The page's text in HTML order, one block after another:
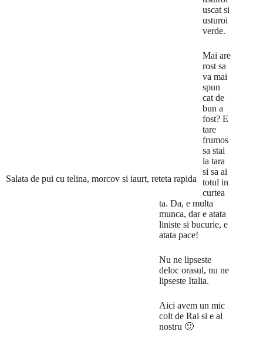
Salata de pui cu telina, morcov si iaurt, reteta rapida
uscat si
usturoi
verde.
Mai are
rost sa
va mai
spun
cat de
bun a
fost? E
tare
frumos
sa stai
la tara
si sa ai
totul in
curtea
ta. Da, e multa
munca, dar e atata
liniste si bucurie, e
atata pace!
Nu ne lipseste
deloc orasul, nu ne
lipseste Italia.
Aici avem un mic
colt de Rai si e al
nostru 🙂